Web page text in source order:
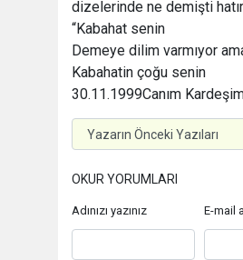
dizelerinde ne demişti
“Kabahat senin
Demeye dilim varmıyor
Kabahatin çoğu senin
Canım
30.11.1999
OKUR YORUMLARI
Adınızı yazınız E-mail